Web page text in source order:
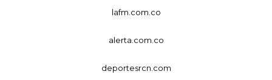
lafm.com.co
alerta.com.co
deportesrcn.com